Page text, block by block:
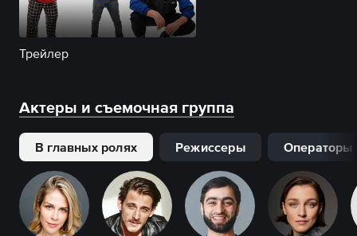
Трейлер
Актеры и съемочная группа
В главных ролях Режиссеры Операторы